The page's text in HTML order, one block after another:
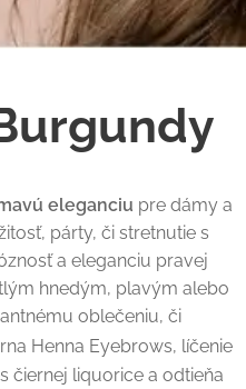
eleganciu pre dámy a
párty, či stretnutie s
a eleganciu pravej
hnedým, plavým alebo
oblečeniu, či
Henna Eyebrows, líčenie
čiernej liquorice a odtieňa